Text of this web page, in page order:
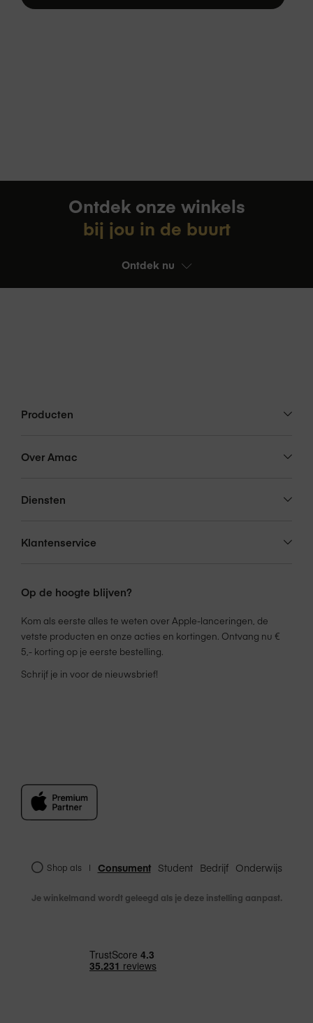
Ontdek onze winkels
bij jou in de buurt
Ontdek nu
Producten
Over Amac
Diensten
Klantenservice
Op de hoogte blijven?
Kom als eerste alles te weten over Apple-lanceringen, de
vetste producten en onze acties en kortingen. Ontvang nu €
5,- korting op je eerste bestelling.
Schrijf je in voor de nieuwsbrief!
Shop als | Consument Student Bedrijf Onderwijs
Je winkelmand wordt geleegd als je deze instelling aanpast.